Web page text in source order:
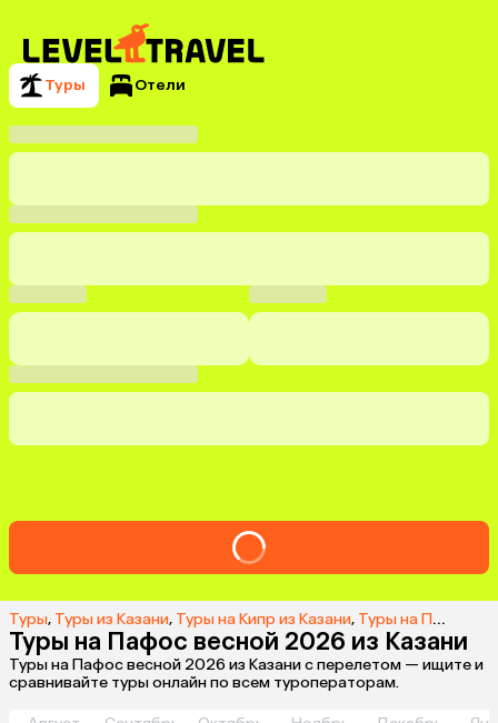
Туры Отели
Туры, Туры из Казани, Туры на Кипр из Казани, Туры на Пафос из Казани
Туры на Пафос весной 2026 из Казани
Туры на Пафос весной 2026 из Казани с перелетом — ищите и
сравнивайте туры онлайн по всем туроператорам.